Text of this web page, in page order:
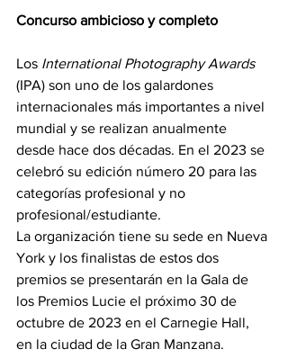
Concurso ambicioso y completo
Los International Photography Awards
(IPA) son uno de los galardones
internacionales más importantes a nivel
mundial y se realizan anualmente
desde hace dos décadas. En el 2023 se
celebró su edición número 20 para las
categorías profesional y no
profesional/estudiante.
La organización tiene su sede en Nueva
York y los finalistas de estos dos
premios se presentarán en la Gala de
los Premios Lucie el próximo 30 de
octubre de 2023 en el Carnegie Hall,
en la ciudad de la Gran Manzana.